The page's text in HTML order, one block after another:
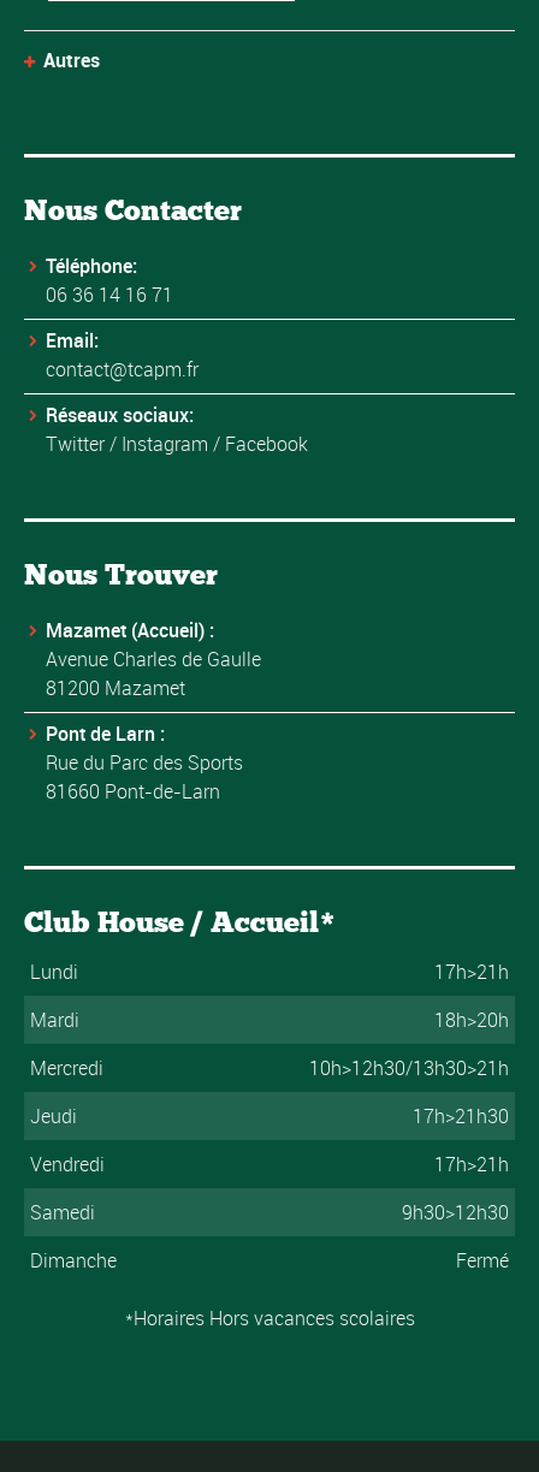
Autres
Nous Contacter
Téléphone:
06 36 14 16 71
Email:
contact@tcapm.fr
Réseaux sociaux:
Twitter/ Instagram / Facebook
Nous Trouver
Mazamet (Accueil) :
Avenue Charles de Gaulle
81200 Mazamet
Pont de Larn :
Rue du Parc des Sports
81660 Pont-de-Larn
Club House / Accueil*
Lundi
17h>21h
Mardi
18h>20h
Mercredi
10h>12h30/13h30>21h
Jeudi
17h>21h30
Vendredi
17h>21h
Samedi
9h30>12h30
Dimanche
Fermé
*Horaires Hors vacances scolaires